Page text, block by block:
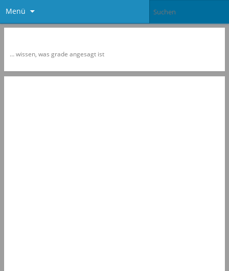
Menü
… wissen, was grade angesagt ist